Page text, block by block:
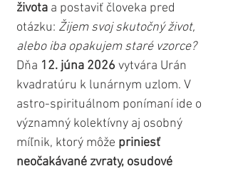
života a postaviť človeka pred
otázku: Žijem svoj skutočný život,
alebo iba opakujem staré vzorce?
Dňa 12. júna 2026 vytvára Urán
kvadratúru k lunárnym uzlom. V
astro-spirituálnom ponímaní ide o
významný kolektívny aj osobný
míľnik, ktorý môže priniesť
neočakávané zvraty, osudové